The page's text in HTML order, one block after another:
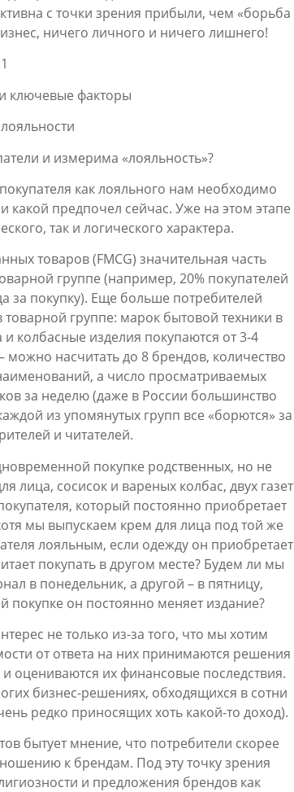
с точки зрения прибыли, чем «борьба
ничего личного и ничего лишнего!
ключевые факторы
и измерима «лояльность»?
как лояльного нам необходимо
предпочел сейчас. Уже на этом этапе
так и логического характера.
товаров (FMCG) значительная часть
группе (например, 20% покупателей
за покупку). Еще больше потребителей
группе: марок бытовой техники в
колбасные изделия покупаются от 3-4
можно насчитать до 8 брендов, количество
а число просматриваемых
за неделю (даже в России большинство
из упомянутых групп все «борются» за
и читателей.
покупке родственных, но не
сосисок и вареных колбас, двух газет
который постоянно приобретает
мы выпускаем крем для лица под той же
лояльным, если одежду он приобретает
покупать в другом месте? Будем ли мы
в понедельник, а другой – в пятницу,
он постоянно меняет издание?
не только из-за того, что мы хотим
от ответа на них принимаются решения
оцениваются их финансовые последствия.
бизнес-решениях, обходящихся в сотни
редко приносящих хоть какой-то доход).
бытует мнение, что потребители скорее
к брендам. Под эту точку зрения
и предложения брендов как